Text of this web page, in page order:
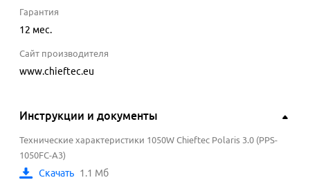
Гарантия
12 мес.
Сайт производителя
www.chieftec.eu
Инструкции и документы
Технические характеристики 1050W Chieftec Polaris 3.0 (PPS-
1050FC-A3)
Скачать 1.1 Мб